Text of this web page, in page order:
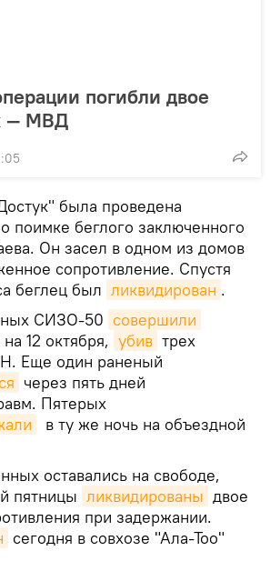
погибли двое
— МВД
была проведена
поимке беглого заключенного
Он засел в одном из домов
сопротивление. Спустя
беглец был ликвидирован .
СИЗО-50 совершили
на 12 октября, убив трех
Еще один раненый
через пять дней
Пятерых
в ту же ночь на объездной
оставались на свободе,
пятницы ликвидированы двое
при задержании.
сегодня в совхозе "Ала-Тоо"